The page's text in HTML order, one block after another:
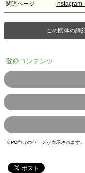
関連ページ Instagram
この団体の詳
登録コンテンツ
※PC向けのページが表示されます。